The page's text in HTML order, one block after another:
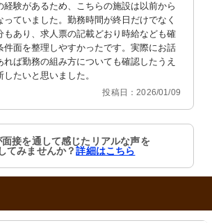
経験があるため、こちらの施設は以前から
ていました。勤務時間が終日だけでなく
もあり、求人票の記載どおり時給なども確
件面を整理しやすかったです。実際にお話
れば勤務の組み方についても確認したうえ
たいと思いました。
投稿日：2026/01/09
接を通して感じたリアルな声を
てみませんか？詳細はこちら